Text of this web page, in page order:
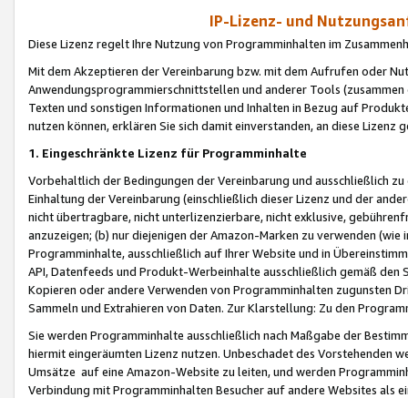
IP-Lizenz- und
Diese Lizenz regelt Ihre Nutzung von Programminhalten im
Mit dem Akzeptieren der Vereinbarung bzw. mit dem Aufrufen oder
Anwendungsprogrammierschnittstellen und anderer Tools (zusammen
Texten und sonstigen Informationen und Inhalten in Bezug auf
nutzen können, erklären Sie sich damit einverstanden, an diese Lizenz
1. Eingeschränkte Lizenz für Programminhalte
Vorbehaltlich der Bedingungen der Vereinbarung und ausschließlich
Einhaltung der Vereinbarung (einschließlich dieser Lizenz und der
nicht übertragbare, nicht unterlizenzierbare, nicht exklusive,
anzuzeigen; (b) nur diejenigen der Amazon-Marken zu verwenden
Programminhalte, ausschließlich auf Ihrer Website und in
API, Datenfeeds und Produkt-Werbeinhalte ausschließlich gemäß
Kopieren oder andere Verwenden von Programminhalten zugunsten
Sammeln und Extrahieren von Daten. Zur Klarstellung: Zu den
Sie werden Programminhalte ausschließlich nach Maßgabe der
hiermit eingeräumten Lizenz nutzen. Unbeschadet des Vorstehenden
Umsätze auf eine Amazon-Website zu leiten, und werden
Verbindung mit Programminhalten Besucher auf andere Websites als